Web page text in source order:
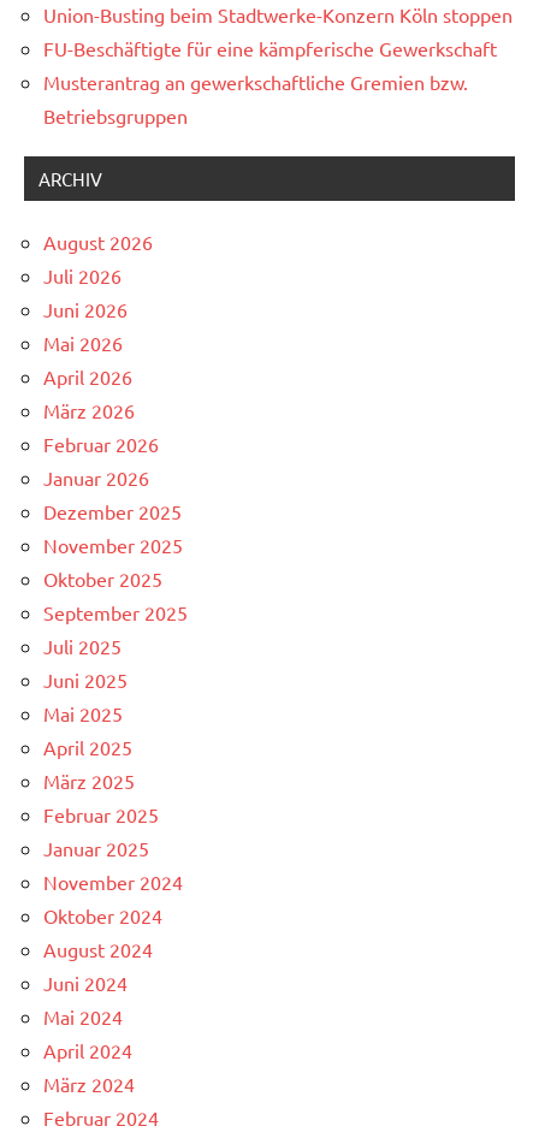
Union-Busting beim Stadtwerke-Konzern Köln stoppen
FU-Beschäftigte für eine kämpferische Gewerkschaft
Musterantrag an gewerkschaftliche Gremien bzw.
Betriebsgruppen
ARCHIV
August 2026
Juli 2026
Juni 2026
Mai 2026
April 2026
März 2026
Februar 2026
Januar 2026
Dezember 2025
November 2025
Oktober 2025
September 2025
Juli 2025
Juni 2025
Mai 2025
April 2025
März 2025
Februar 2025
Januar 2025
November 2024
Oktober 2024
August 2024
Juni 2024
Mai 2024
April 2024
März 2024
Februar 2024